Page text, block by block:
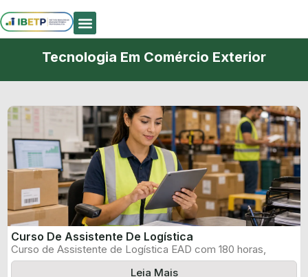
Tecnologia Em Comércio Exterior
Curso De Assistente De Logística
Curso de Assistente de Logística EAD com 180 horas,
certificado informado pelo produtor ...
Leia Mais